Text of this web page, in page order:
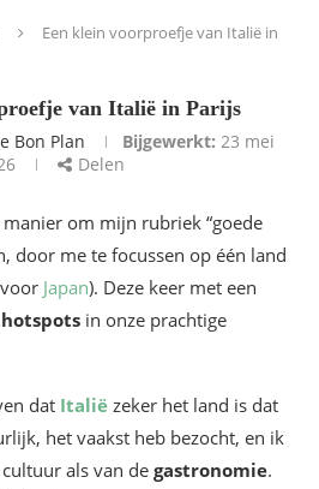
Een klein voorproefje van Italië in
van Italië in Parijs
Bon Plan Bijgewerkt: 23 mei
Delen
om mijn rubriek “goede
door me te focussen op één land
Japan). Deze keer met een
in onze prachtige
dat Italië zeker het land is dat
het vaakst heb bezocht, en ik
als van de gastronomie.